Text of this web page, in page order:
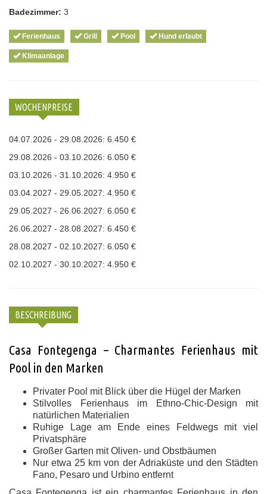
Badezimmer: 3
Ferienhaus Grill Pool Hund erlaubt
Klimaanlage
WOCHENPREISE
04.07.2026 - 29.08.2026: 6.450 €
29.08.2026 - 03.10.2026: 6.050 €
03.10.2026 - 31.10.2026: 4.950 €
03.04.2027 - 29.05.2027: 4.950 €
29.05.2027 - 26.06.2027: 6.050 €
26.06.2027 - 28.08.2027: 6.450 €
28.08.2027 - 02.10.2027: 6.050 €
02.10.2027 - 30.10.2027: 4.950 €
BESCHREIBUNG
Casa Fontegenga – Charmantes Ferienhaus mit
Pool in den Marken
Privater Pool mit Blick über die Hügel der Marken
Stilvolles Ferienhaus im Ethno-Chic-Design mit
natürlichen Materialien
Ruhige Lage am Ende eines Feldwegs mit viel
Privatsphäre
Großer Garten mit Oliven- und Obstbäumen
Nur etwa 25 km von der Adriaküste und den Städten
Fano, Pesaro und Urbino entfernt